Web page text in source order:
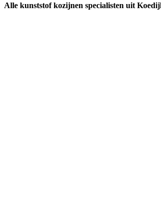
Alle kunststof kozijnen specialisten uit